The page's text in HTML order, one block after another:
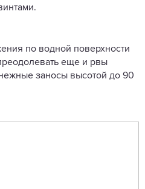
по водной поверхности
еще и рвы
заносы высотой до 90